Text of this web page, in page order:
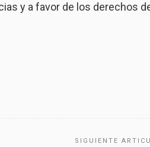
y a favor de los derechos
SIGUIENTE